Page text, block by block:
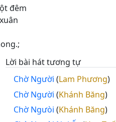
đêm
Lời bài hát tương tự
Chờ Người (Lam Phương)
Chờ Người (Khánh Băng)
Chờ Ngưòi (Khánh Băng)